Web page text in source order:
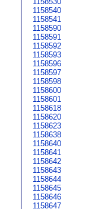
1158540
1158541
1158590
1158591
1158592
1158593
1158596
1158597
1158598
1158600
1158601
1158618
1158620
1158623
1158638
1158640
1158641
1158642
1158643
1158644
1158645
1158646
1158647